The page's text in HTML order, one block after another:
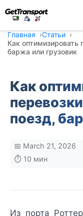
Главная
Статьи
Как оптимизировать
баржа или грузовик
Как
поезд,
📅 March 21, 2026
⏱️ 10 мин
Из порта